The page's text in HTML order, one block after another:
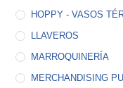
HOPPY - VASOS
LLAVEROS
MARROQUINERÍA
MERCHANDISING